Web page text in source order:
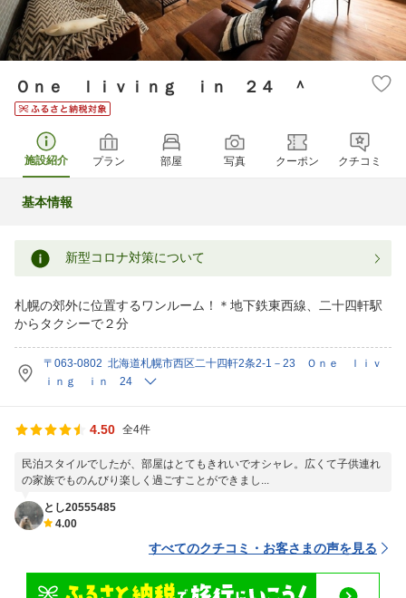
Ｏｎｅ ｌｉｖｉｎｇ ｉｎ ２４ ＾
施設紹介 プラン 部屋 写真 クーポン クチコミ
基本情報
新型コロナ対策について
札幌の郊外に位置するワンルーム！＊地下鉄東西線、二十四軒駅
からタクシーで２分
〒063-0802 北海道札幌市西区二十四軒2条2-1－23 Ｏｎｅ ｌｉｖ
ｉｎｇ ｉｎ 24
4.50 全4件
民泊スタイルでしたが、部屋はとてもきれいでオシャレ。広くて子供連れ
の家族でものんびり楽しく過ごすことができまし...
とし20555485
4.00
すべてのクチコミ・お客さまの声を見る